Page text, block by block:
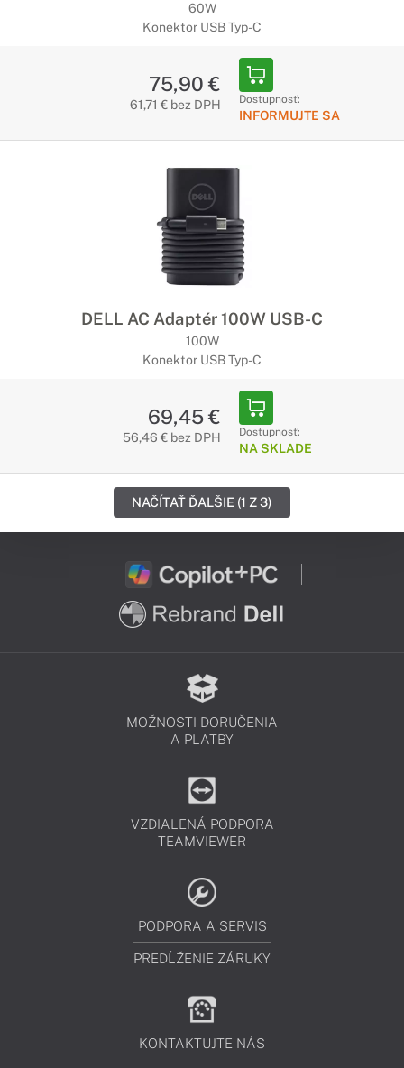
60W
Konektor USB Typ-C
75,90 €
61,71 € bez DPH Dostupnosť:
INFORMUJTE SA
DELL AC Adaptér 100W USB-C
100W
Konektor USB Typ-C
69,45 €
56,46 € bez DPH Dostupnosť:
NA SKLADE
NAČÍTAŤ ĎALŠIE (1 Z 3)
MOŽNOSTI DORUČENIA
A PLATBY
VZDIALENÁ PODPORA
TEAMVIEWER
PODPORA A SERVIS
PREDĹŽENIE ZÁRUKY
KONTAKTUJTE NÁS